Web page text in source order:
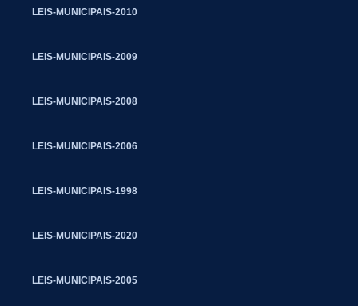
LEIS-MUNICIPAIS-2010
LEIS-MUNICIPAIS-2009
LEIS-MUNICIPAIS-2008
LEIS-MUNICIPAIS-2006
LEIS-MUNICIPAIS-1998
LEIS-MUNICIPAIS-2020
LEIS-MUNICIPAIS-2005